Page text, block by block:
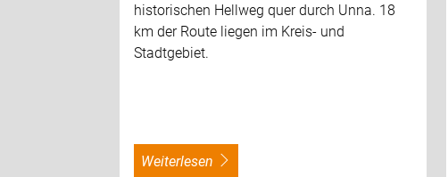
historischen Hellweg quer durch Unna. 18
km der Route liegen im Kreis- und
Stadtgebiet.
weiterlesen